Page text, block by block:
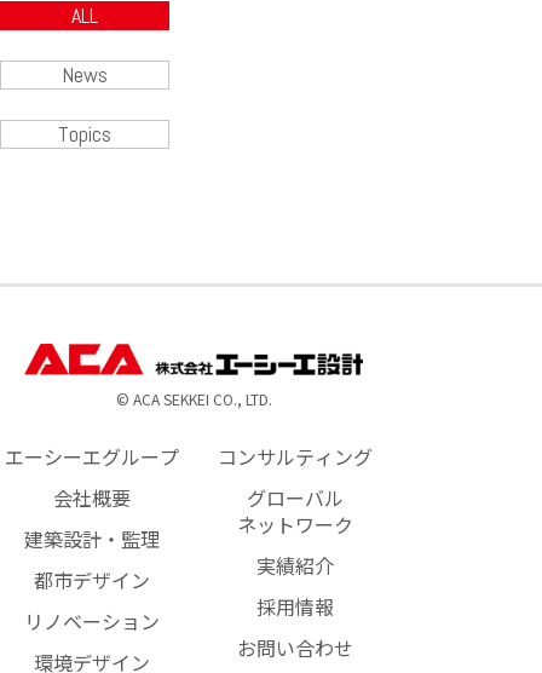
ALL
News
Topics
© ACA SEKKEI CO., LTD.
エーシーエグループ
会社概要
建築設計・監理
都市デザイン
リノベーション
環境デザイン
コンサルティング
グローバル
ネットワーク
実績紹介
採用情報
お問い合わせ